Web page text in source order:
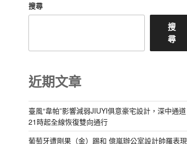
搜尋
搜
尋
近期文章
臺風“韋帕”影響減弱JIUYI俱意豪宅設計，深中通道
21時起全線恢復雙向通行
葡萄牙遭剛果（金）踢和 億嵐辦公室設計帥羅表現